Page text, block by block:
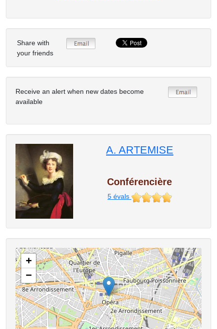
Share with
your friends
Receive an alert when new dates become
available
A. ARTEMISE
Conférencière
5évals
+
−